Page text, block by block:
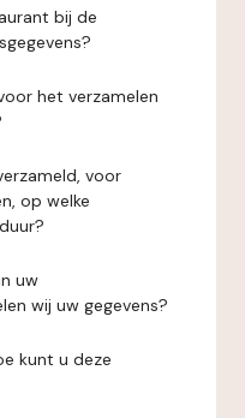
bij de
het verzamelen
voor
op welke
uw
wij uw gegevens?
kunt u deze